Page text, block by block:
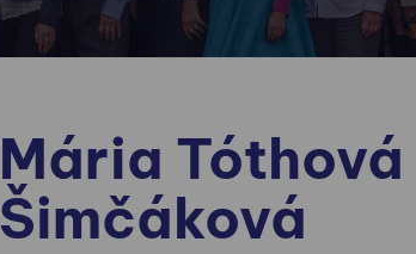
Mária Tóthová
Šimčáková